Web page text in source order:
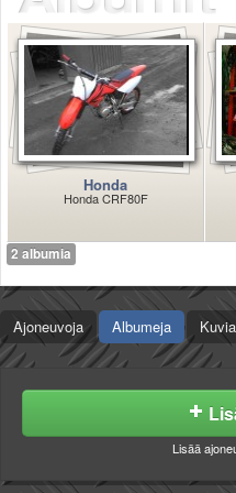
Säännöt ja ohjeet
Uudet ajoneuvot
Uudet kuvat
Uudet videot
Uudet kommentit
MYYDÄÄN
Haku
Ohjeet
Osat
TIETOPANKKI
TAPAHTUMAT
MP15 kuvia
MP14 kuvia
Lisää uusi tapahtuma
SÄÄ
Honda
Honda CRF80F
2 albumia
Ajoneuvoja Albumeja Kuvia
Lisää